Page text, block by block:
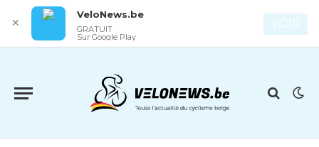
✕
VeloNews.be
GRATUIT
Sur Google Play
VOIR